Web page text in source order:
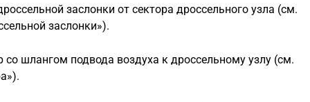
заслонки от сектора дроссельного узла (см.
заслонки»).
шлангом подвода воздуха к дроссельному узлу (см.